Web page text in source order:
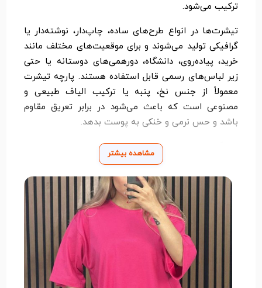
ترکیب می‌شود.
تیشرت‌ها در انواع طرح‌های ساده، چاپ‌دار، نوشته‌دار یا
گرافیکی تولید می‌شوند و برای موقعیت‌های مختلف مانند
خرید، پیاده‌روی، دانشگاه، دورهمی‌های دوستانه یا حتی
زیر لباس‌های رسمی قابل استفاده هستند. پارچه تیشرت
معمولاً از جنس نخ، پنبه یا ترکیب الیاف طبیعی و
مصنوعی است که باعث می‌شود در برابر تعریق مقاوم
باشد و حس نرمی و خنکی به پوست بدهد.
سادگی در طراحی، قیمت مناسب و قابلیت ست شدن با
آیتم‌های مختلف، از مهم‌ترین ویژگی‌های تیشرت است.
فرقی نمی‌کند طرفدار سبک کلاسیک باشید یا اسپرت،
تیشرت همیشه یکی از انتخاب‌های اصلی و بی‌دردسر برای
داشتن ظاهری مرتب، راحت و در عین حال شیک است.
مشاهده بیشتر